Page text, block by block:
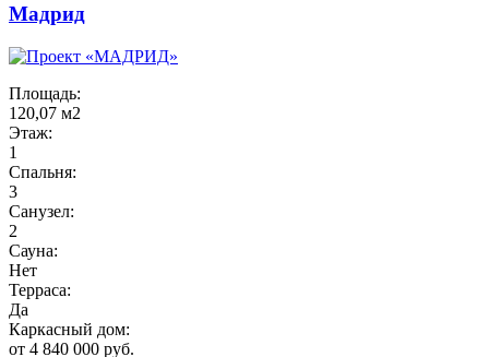
Мадрид
Площадь:
120,07 м2
Этаж:
1
Спальня:
3
Санузел:
2
Сауна:
Нет
Терраса:
Да
Каркасный дом:
от 4 840 000 руб.